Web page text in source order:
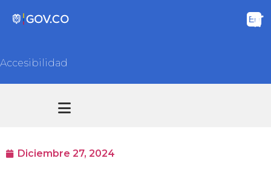
Accesibilidad
Diciembre 27, 2024